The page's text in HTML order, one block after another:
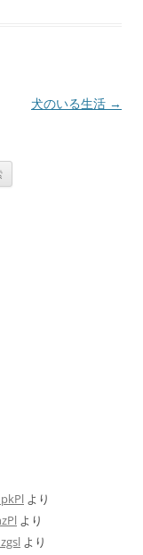
犬のいる生活 →
より
より
より